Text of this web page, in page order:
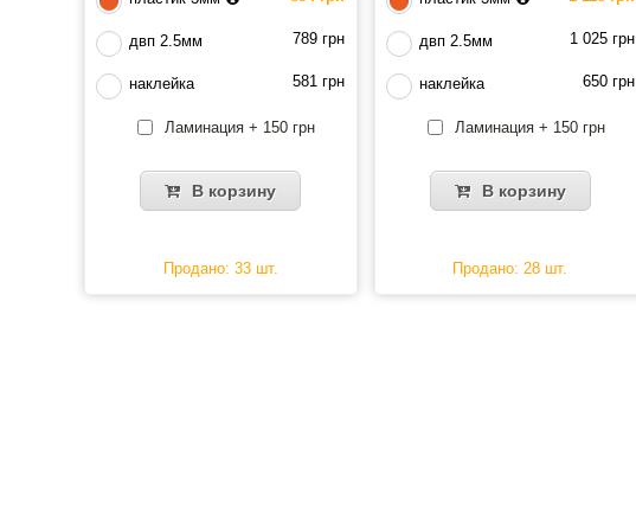
двп 2.5мм 789 грн
наклейка 581 грн
Ламинация + 150 грн
В корзину
Продано: 33 шт.
двп 2.5мм 1 025 грн
наклейка 650 грн
Ламинация + 150 грн
В корзину
Продано: 28 шт.